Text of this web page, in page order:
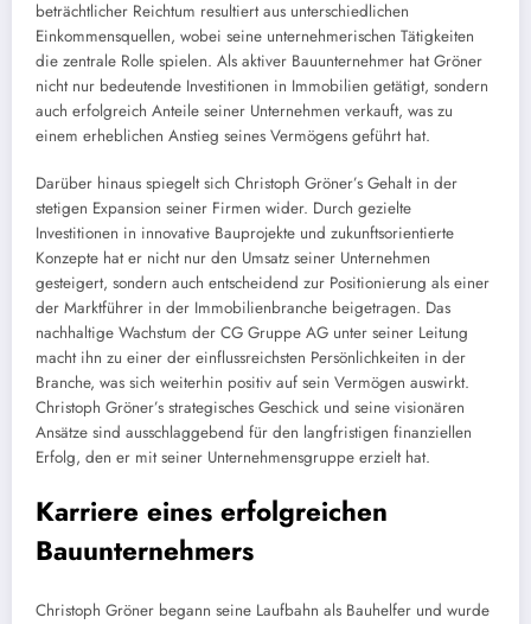
beträchtlicher Reichtum resultiert aus unterschiedlichen
Einkommensquellen, wobei seine unternehmerischen Tätigkeiten
die zentrale Rolle spielen. Als aktiver Bauunternehmer hat Gröner
nicht nur bedeutende Investitionen in Immobilien getätigt, sondern
auch erfolgreich Anteile seiner Unternehmen verkauft, was zu
einem erheblichen Anstieg seines Vermögens geführt hat.
Darüber hinaus spiegelt sich Christoph Gröner’s Gehalt in der
stetigen Expansion seiner Firmen wider. Durch gezielte
Investitionen in innovative Bauprojekte und zukunftsorientierte
Konzepte hat er nicht nur den Umsatz seiner Unternehmen
gesteigert, sondern auch entscheidend zur Positionierung als einer
der Marktführer in der Immobilienbranche beigetragen. Das
nachhaltige Wachstum der CG Gruppe AG unter seiner Leitung
macht ihn zu einer der einflussreichsten Persönlichkeiten in der
Branche, was sich weiterhin positiv auf sein Vermögen auswirkt.
Christoph Gröner’s strategisches Geschick und seine visionären
Ansätze sind ausschlaggebend für den langfristigen finanziellen
Erfolg, den er mit seiner Unternehmensgruppe erzielt hat.
Karriere eines erfolgreichen
Bauunternehmers
Christoph Gröner begann seine Laufbahn als Bauhelfer und wurde